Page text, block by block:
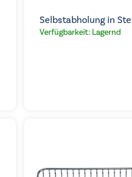
Selbstabholung in
Verfügbarkeit: Lagernd